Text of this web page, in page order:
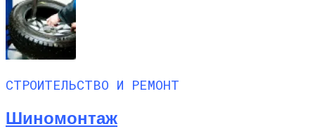
СТРОИТЕЛЬСТВО И РЕМОНТ
Шиномонтаж